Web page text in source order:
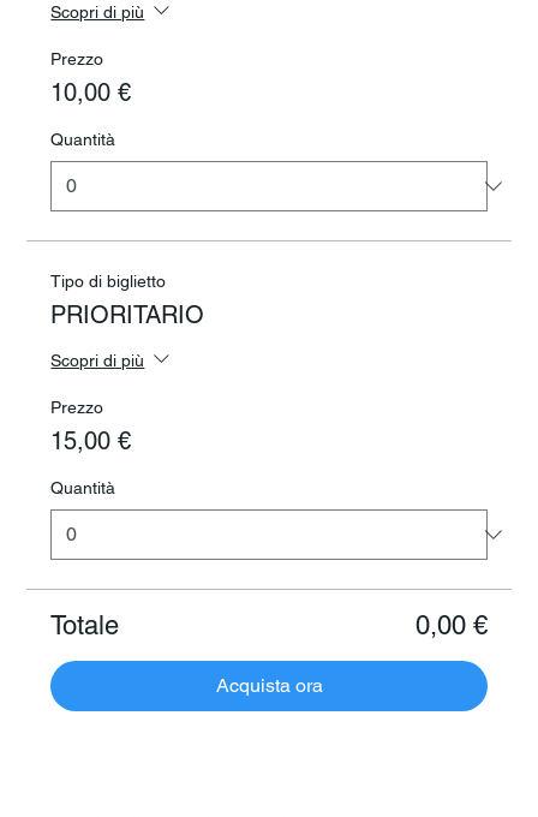
Scopri di più
Prezzo
10,00 €
Quantità
Tipo di biglietto
PRIORITARIO
Scopri di più
Prezzo
15,00 €
Quantità
Totale 0,00 €
Acquista ora